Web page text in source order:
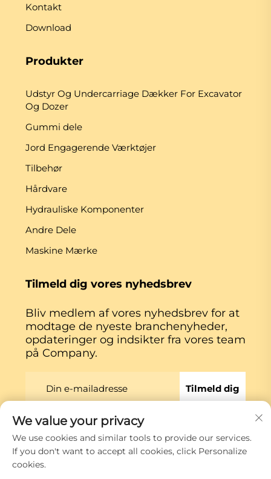
Kontakt
Download
Produkter
Udstyr Og Undercarriage Dækker For Excavator
Og Dozer
Gummi dele
Jord Engagerende Værktøjer
Tilbehør
Hårdvare
Hydrauliske Komponenter
Andre Dele
Maskine Mærke
Tilmeld dig vores nyhedsbrev
Bliv medlem af vores nyhedsbrev for at
modtage de nyeste branchenyheder,
opdateringer og indsikter fra vores team
på Company.
Tilmeld dig
Copyright © Xiamen Globe Machine Co.,ltd.
Privatlivspolitik
We value your privacy
We use cookies and similar tools to provide our services.
If you don't want to accept all cookies, click Personalize
cookies.